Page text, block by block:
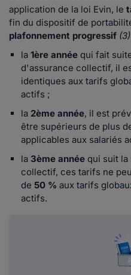
application de la loi Evin, le
fin du dispositif de
plafonnement progressif (3)
la 1ère année qui fait
d'assurance collectif, il
identiques aux tarifs
actifs ;
la 2ème année, il est
être supérieurs de plus
applicables aux salariés
la 3ème année qui suit
collectif, ces tarifs ne
de 50 % aux tarifs
actifs.